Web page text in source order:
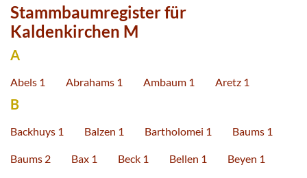
Stammbaumregister für
Kaldenkirchen M
A
Abels 1 Abrahams 1 Ambaum 1 Aretz 1
B
Backhuys 1 Balzen 1 Bartholomei 1 Baums 1
Baums 2 Bax 1 Beck 1 Bellen 1 Beyen 1